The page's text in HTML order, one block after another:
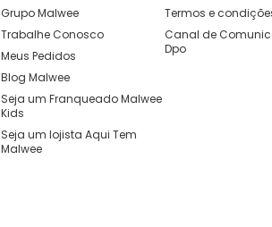
Grupo Malwee
Trabalhe Conosco
Meus Pedidos
Blog Malwee
Seja um Franqueado Malwee
Kids
Seja um lojista Aqui Tem
Malwee
Termos e
Canal de
Dpo